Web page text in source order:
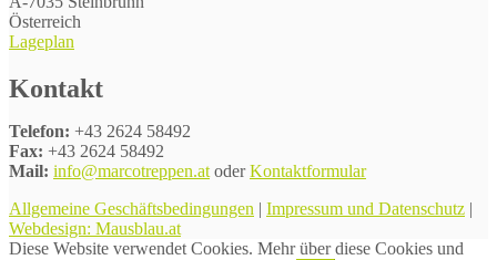
Österreich
Lageplan
Kontakt
Telefon: +43 2624 58492
Fax: +43 2624 58492
Mail: info@marcotreppen.at oderKontaktformular
Allgemeine Geschäftsbedingungen | Impressum und Datenschutz |
Webdesign: Mausblau.at
Diese Website verwendet Cookies. Mehr über diese Cookies und